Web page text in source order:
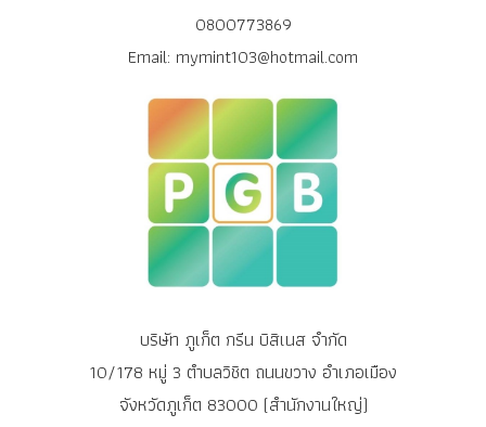
0800773869
Email: mymint103@hotmail.com
บริษัท ภูเก็ต กรีน บิสิเนส จำกัด
10/178 หมู่ 3 ตำบลวิชิต ถนนขวาง อำเภอเมือง
จังหวัดภูเก็ต 83000 (สำนักงานใหญ่)